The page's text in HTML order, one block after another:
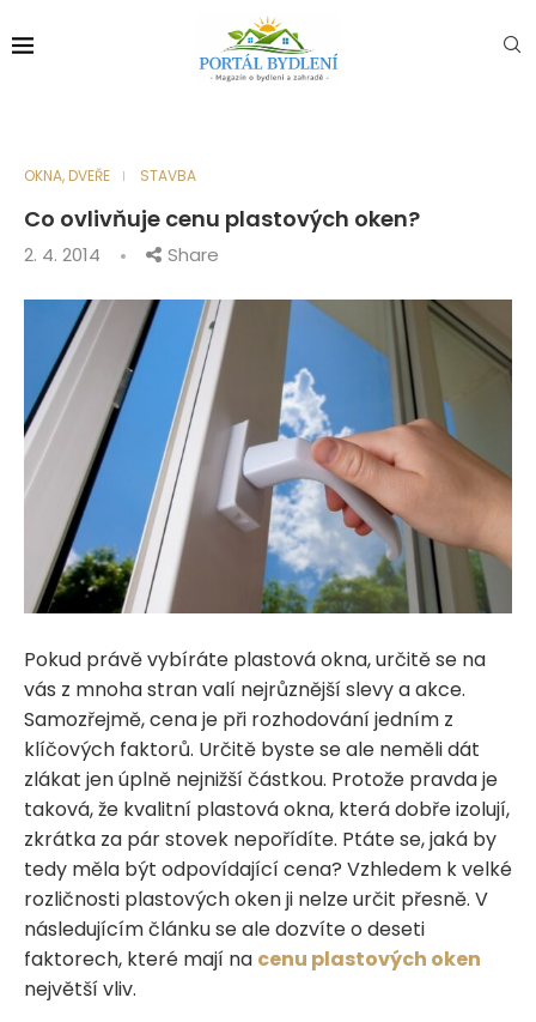
OKNA, DVEŘE STAVBA
Co ovlivňuje cenu plastových oken?
2. 4. 2014 Share
Pokud právě vybíráte plastová okna, určitě se na
vás z mnoha stran valí nejrůznější slevy a akce.
Samozřejmě, cena je při rozhodování jedním z
klíčových faktorů. Určitě byste se ale neměli dát
zlákat jen úplně nejnižší částkou. Protože pravda je
taková, že kvalitní plastová okna, která dobře izolují,
zkrátka za pár stovek nepořídíte. Ptáte se, jaká by
tedy měla být odpovídající cena? Vzhledem k velké
rozličnosti plastových oken ji nelze určit přesně. V
následujícím článku se ale dozvíte o deseti
faktorech, které mají na cenu plastových oken
největší vliv.